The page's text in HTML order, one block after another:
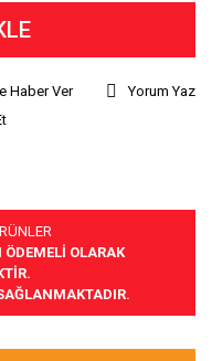
Haber Ver
Yorum Yaz
OLARAK